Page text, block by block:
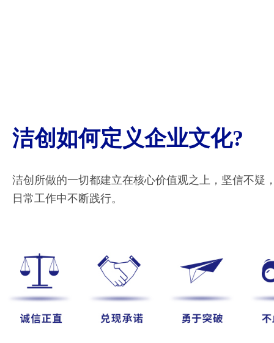
洁创如何定义企业文化?
洁创所做的一切都建立在核心价值观之上，坚信不疑
日常工作中不断践行。